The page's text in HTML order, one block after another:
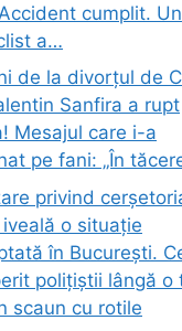
cumplit. Un
a…
de la divorțul de
Sanfira a rupt
Mesajul care i-a
pe fani: „În
privind
o situație
în București.
polițiștii lângă o
scaun cu rotile